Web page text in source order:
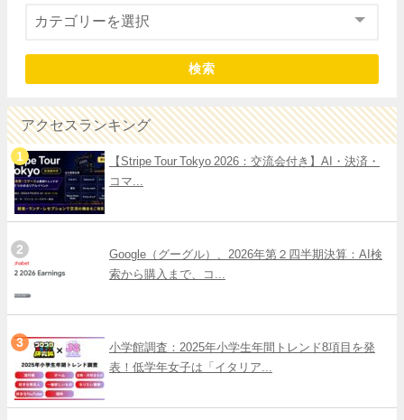
検索
アクセスランキング
【Stripe Tour Tokyo 2026：交流会付き】AI・決済・
コマ...
Google（グーグル）、2026年第２四半期決算：AI検
索から購入まで、コ...
小学館調査：2025年小学生年間トレンド8項目を発
表！低学年女子は「イタリア...